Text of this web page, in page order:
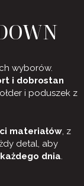
wyborów.
i dobrostan
i poduszek z
materiałów, z
detal, aby
każdego dnia